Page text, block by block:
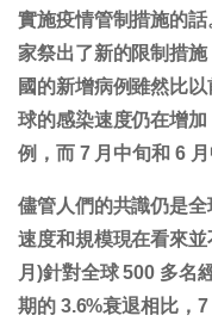
實施疫情管制措施的話
家祭出了新的限制措
國的新增病例雖然比
球的感染速度仍在增
例，而 7 月中旬和 6
儘管人們的共識仍是
速度和規模現在看來
月)針對全球 500 多名
期的 3.6%衰退相比，